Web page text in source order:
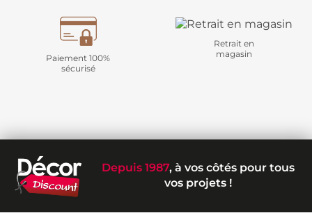
Paiement 100%
sécurisé
Retrait en
magasin
Depuis 1987, à vos côtés pour tous
vos projets !